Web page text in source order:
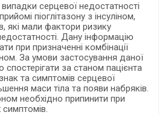
серцевої недостатності
піоглітазону з інсуліном,
які мали фактори ризику
Дану інформацію
при призначенні комбінації
За умови застосування даної
спостерігати за станом пацієнта
та симптомів серцевої
маси тіла та появи набряків.
необхідно припинити при
симптомів.